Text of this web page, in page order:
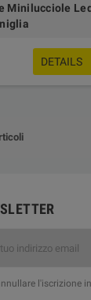
Minilucciole
DETAILS
l'iscrizione